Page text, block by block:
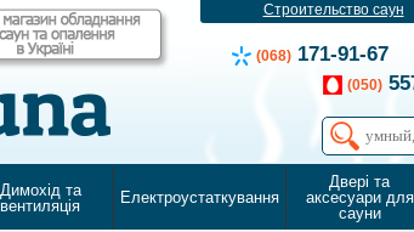
Строительство саун
(068) 171-91-67
(050)
Димохід та
вентиляція
Електроустаткування
Двері та
аксесуари для
сауни